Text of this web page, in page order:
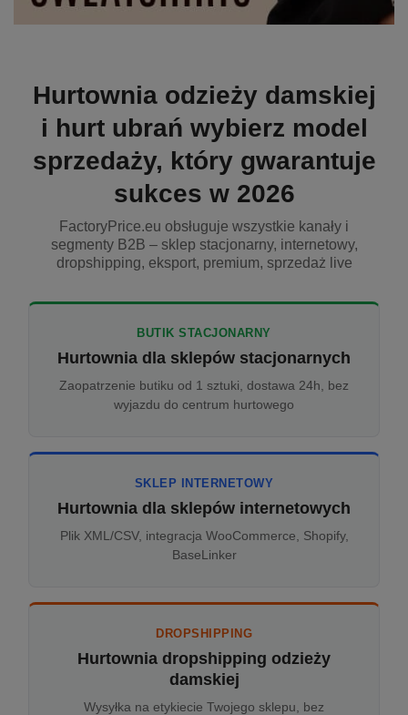
Hurtownia odzieży damskiej
i hurt ubrań wybierz model
sprzedaży, który gwarantuje
sukces w 2026
FactoryPrice.eu obsługuje wszystkie kanały i
segmenty B2B – sklep stacjonarny, internetowy,
dropshipping, eksport, premium, sprzedaż live
BUTIK STACJONARNY
Hurtownia dla sklepów stacjonarnych
Zaopatrzenie butiku od 1 sztuki, dostawa 24h, bez
wyjazdu do centrum hurtowego
SKLEP INTERNETOWY
Hurtownia dla sklepów internetowych
Plik XML/CSV, integracja WooCommerce, Shopify,
BaseLinker
DROPSHIPPING
Hurtownia dropshipping odzieży
damskiej
Wysyłka na etykiecie Twojego sklepu, bez